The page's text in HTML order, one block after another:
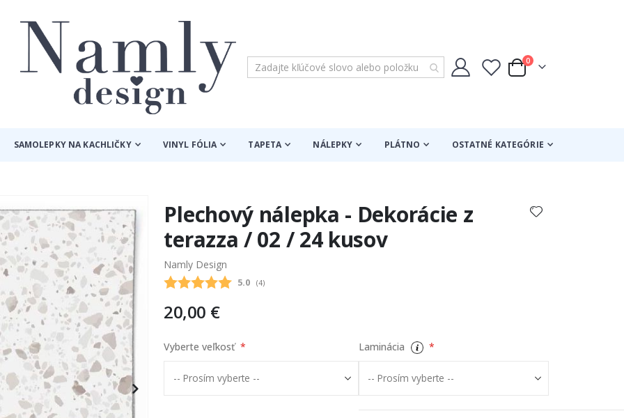
Cart
0položky
SAMOLEPKY NA KACHLIČKY VINYL FÓLIA TAPETA NÁLEPKY PLÁTNO OSTATNÉ KATEGÓRIE
Plechový nálepka - Dekorácie z
terazza / 02 / 24 kusov
Namly Design
Priemerne hodnotenie:
5.0 (hlasy:
4)
20,00 €
Vyberte veľkosť Laminácia